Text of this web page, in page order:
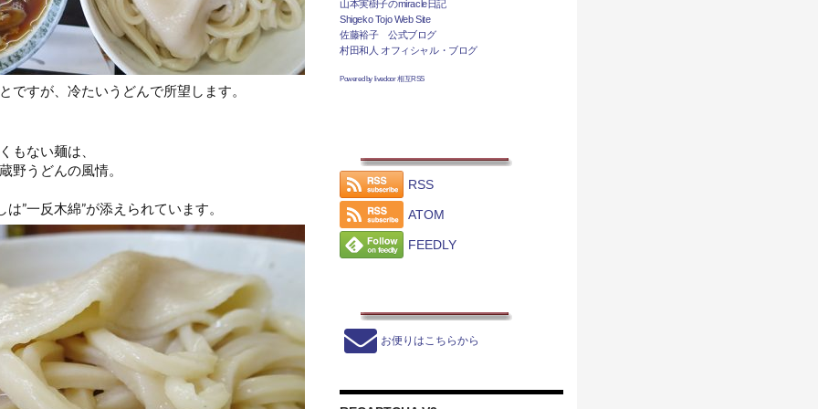
ですが、冷たいうどんで所望します。
もない麺は、
野うどんの風情。
”一反木綿”が添えられています。
山本実樹子のmiracle日記
Shigeko Tojo Web Site
佐藤裕子 公式ブログ
村田和人 オフィシャル・ブログ
Powered by livedoor 相互RSS
RSS
ATOM
FEEDLY
お便りはこちらから